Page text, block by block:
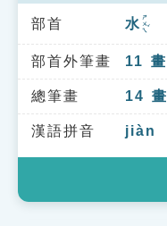
索引選單
知識索引
單字索引
生命大百科索引
部首 水 ㄕㄨㄟˇ
部首外筆畫 11 畫
總筆畫 14 畫
漢語拼音 jiàn